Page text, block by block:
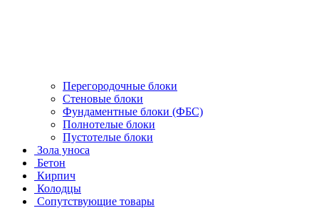
Перегородочные блоки
Стеновые блоки
Фундаментные блоки (ФБС)
Полнотелые блоки
Пустотелые блоки
Зола уноса
Бетон
Кирпич
Колодцы
Сопутствующие товары